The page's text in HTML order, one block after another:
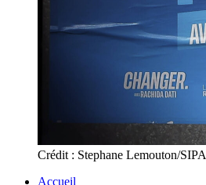
Crédit : Stephane Lemouton/SIPA
Accueil